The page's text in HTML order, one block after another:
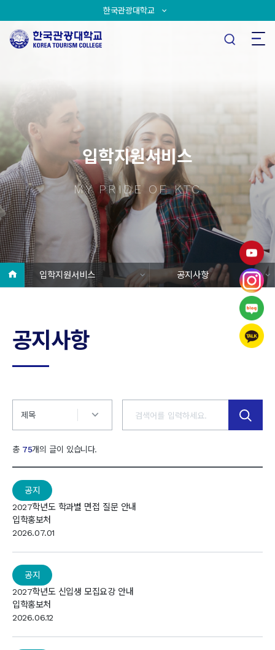
한국관광대학교
입학지원서비스
MY PRIDE OF KTC
입학지원서비스 공지사항
공지사항
제목 검색
총 75개의 글이 있습니다.
공지
2027학년도 학과별 면접 질문 안내
입학홍보처
2026.07.01
공지
2027학년도 신입생 모집요강 안내
입학홍보처
2026.06.12